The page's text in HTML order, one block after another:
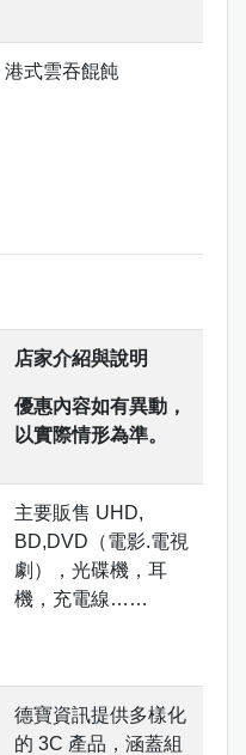
港式雲吞餛飩
店家介紹與說明
優惠內容如有異動，
以實際情形為準。
主要販售 UHD,
BD,DVD（電影.電視
劇），光碟機，耳
機，充電線……
德寶資訊提供多樣化
的 3C 產品，涵蓋組